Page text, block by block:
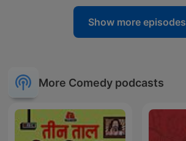
Show more episodes
More Comedy podcasts